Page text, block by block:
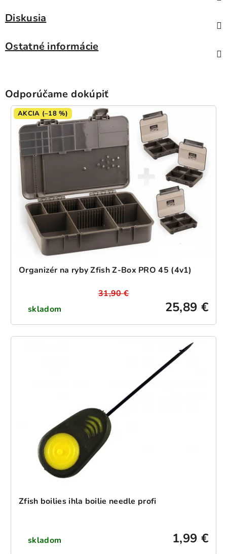
Diskusia
Ostatné informácie
Odporúčame dokúpiť
AKCIA (–18 %)
Organizér na ryby Zfish Z-Box PRO 45 (4v1)
skladom 25,89 €
31,90 €
Zfish boilies ihla boilie needle profi
skladom 1,99 €